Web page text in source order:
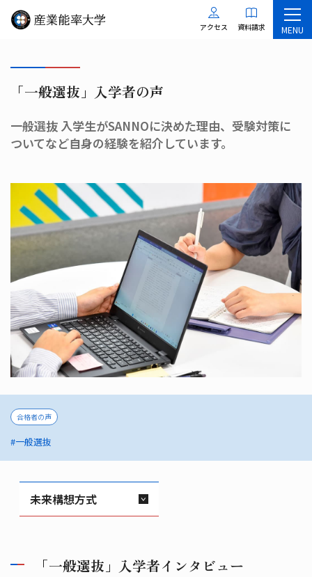
アクセス 資料請求 MENU
「一般選抜」入学者の声
一般選抜 入学生がSANNOに決めた理由、受験対策に
ついてなど自身の経験を紹介しています。
合格者の声
#一般選抜
未来構想方式
「一般選抜」入学者インタビュー